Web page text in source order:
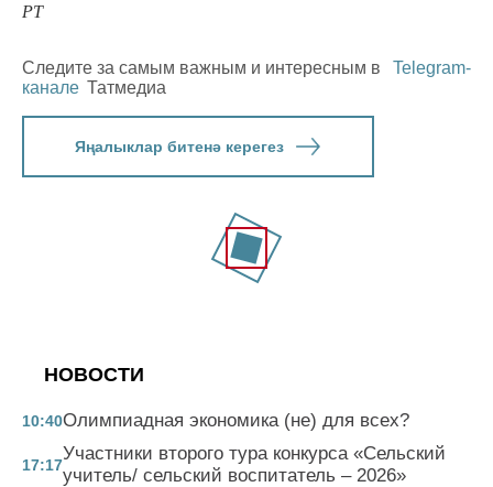
РТ
Следите за самым важным и интересным в
Telegram-
канале Татмедиа
Яңалыклар битенә керегез
НОВОСТИ
10:40Олимпиадная экономика (не) для всех?
17:17
Участники второго тура конкурса «Сельский
учитель/ сельский воспитатель – 2026»